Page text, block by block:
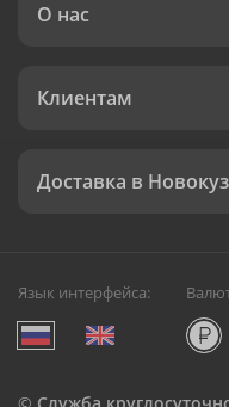
О нас
Клиентам
Доставка в
Язык интерфейса: